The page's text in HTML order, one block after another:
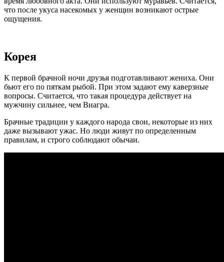
что после укуса насекомых у женщин возникают острые
ощущения.
Корея
К первой брачной ночи друзья подготавливают жениха. Они
бьют его по пяткам рыбой. При этом задают ему каверзные
вопросы. Считается, что такая процедура действует на
мужчину сильнее, чем Виагра.
Брачные традиции у каждого народа свои, некоторые из них
даже вызывают ужас. Но люди живут по определенным
правилам, и строго соблюдают обычаи.